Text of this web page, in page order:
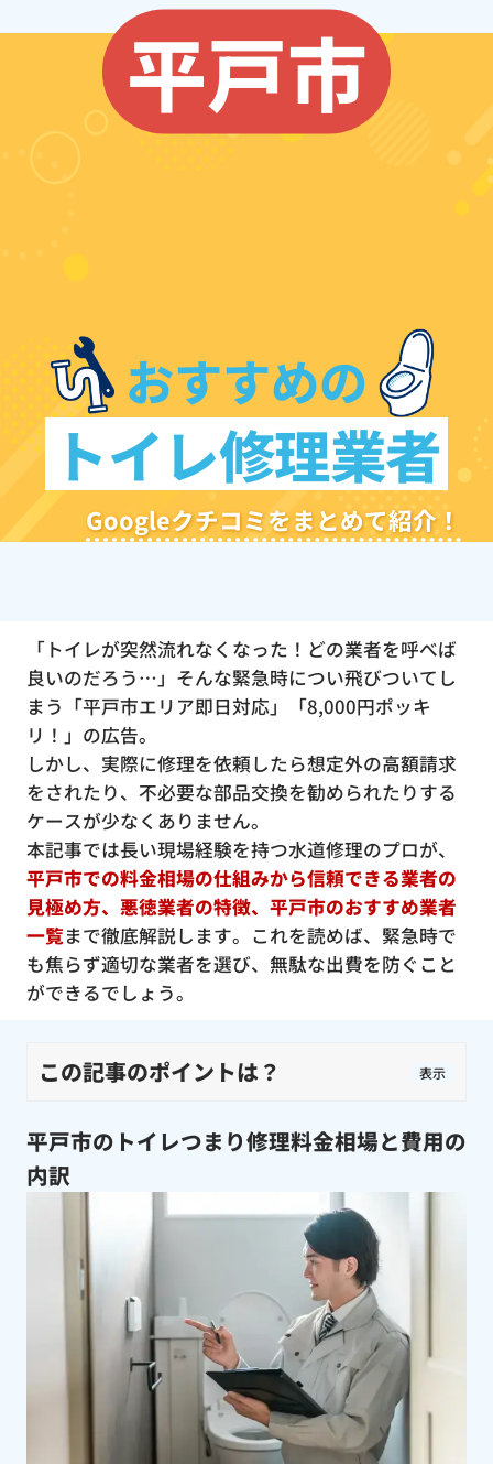
平戸市
おすすめの
トイレ修理業者
Googleクチコミをまとめて紹介！
「トイレが突然流れなくなった！どの業者を呼べば
良いのだろう…」そんな緊急時につい飛びついてし
まう「平戸市エリア即日対応」「8,000円ポッキ
リ！」の広告。
しかし、実際に修理を依頼したら想定外の高額請求
をされたり、不必要な部品交換を勧められたりする
ケースが少なくありません。
本記事では長い現場経験を持つ水道修理のプロが、
平戸市での料金相場の仕組みから信頼できる業者の
見極め方、悪徳業者の特徴、平戸市のおすすめ業者
一覧まで徹底解説します。これを読めば、緊急時で
も焦らず適切な業者を選び、無駄な出費を防ぐこと
ができるでしょう。
この記事のポイントは？ 表示
平戸市のトイレつまり修理料金相場と費用の
内訳